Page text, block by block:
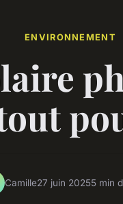
ENVIRONNEMENT
Camille27 juin 20255 min